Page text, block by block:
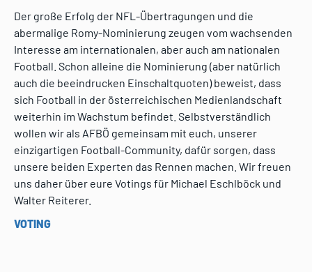
Der große Erfolg der NFL-Übertragungen und die
abermalige Romy-Nominierung zeugen vom wachsenden
Interesse am internationalen, aber auch am nationalen
Football. Schon alleine die Nominierung (aber natürlich
auch die beeindrucken Einschaltquoten) beweist, dass
sich Football in der österreichischen Medienlandschaft
weiterhin im Wachstum befindet. Selbstverständlich
wollen wir als AFBÖ gemeinsam mit euch, unserer
einzigartigen Football-Community, dafür sorgen, dass
unsere beiden Experten das Rennen machen. Wir freuen
uns daher über eure Votings für Michael Eschlböck und
Walter Reiterer.
VOTING